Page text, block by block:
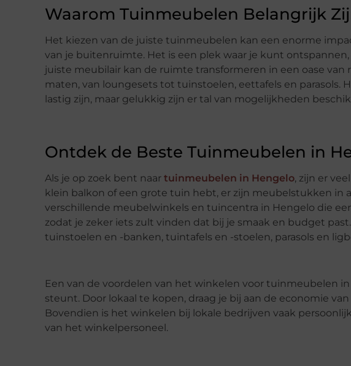
Waarom Tuinmeubelen Belangrijk
Het kiezen van de juiste tuinmeubelen kan een enorme
van je buitenruimte. Het is een plek waar je kunt
juiste meubilair kan de ruimte transformeren in een oase van
maten, van loungesets tot tuinstoelen, eettafels en parasols.
lastig zijn, maar gelukkig zijn er tal van mogelijkheden
Ontdek de Beste Tuinmeubelen in
Als je op zoek bent naar tuinmeubelen in Hengelo, zijn er
klein balkon of een grote tuin hebt, er zijn meubelstukken in
verschillende meubelwinkels en tuincentra in Hengelo die
zodat je zeker iets zult vinden dat bij je smaak en budget
tuinstoelen en -banken, tuintafels en -stoelen, parasols en
Een van de voordelen van het winkelen voor tuinmeubelen
steunt. Door lokaal te kopen, draag je bij aan de economie
Bovendien is het winkelen bij lokale bedrijven vaak
van het winkelpersoneel.